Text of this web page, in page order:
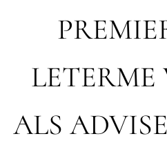
LETERME
ALS